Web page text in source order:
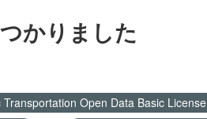
かりました
Open Data Basic License